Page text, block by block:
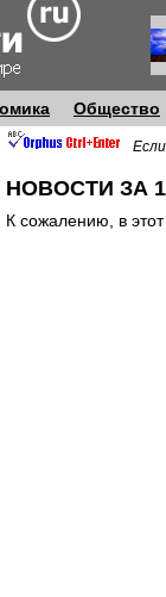
Общество
НОВОСТИ ЗА
К сожалению, в